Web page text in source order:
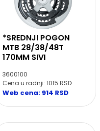
*SREDNJI POGON
MTB 28/38/48T
170MM SIVI
3600100
Cena u radnji: 1015 RSD
Web cena: 914 RSD